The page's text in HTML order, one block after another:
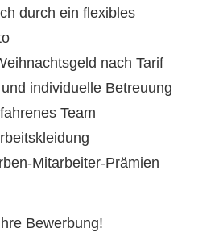
durch ein flexibles
nach Tarif
individuelle Betreuung
Team
Mitarbeiter-Prämien
Bewerbung!